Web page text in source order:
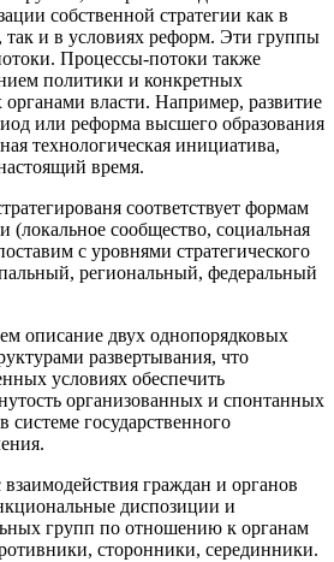
собственной стратегии как в
так и в условиях реформ. Эти группы
Процессы-потоки также
политики и конкретных
власти. Например, развитие
или реформа высшего образования
технологическая инициатива,
время.
соответствует формам
(локальное сообщество, социальная
с уровнями стратегического
региональный, федеральный
описание двух однопорядковых
развертывания, что
условиях обеспечить
организованных и спонтанных
системе государственного
граждан и органов
диспозиции и
групп по отношению к органам
сторонники, серединники.